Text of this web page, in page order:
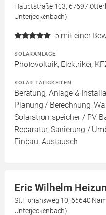
Hauptstraße 103, 67697
Unterjeckenbach)
5 mit einer
SOLARANLAGE
Photovoltaik, Elektriker,
SOLAR TÄTIGKEITEN
Beratung, Anlage &
Planung / Berechnung,
Solarstromspeicher / PV
Reparatur, Sanierung /
Einbau, Austausch
Eric Wilhelm
St.Floriansweg 10, 66640
Unterjeckenbach)